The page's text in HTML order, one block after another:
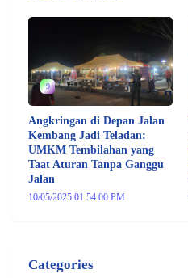
9
Angkringan di Depan Jalan
Kembang Jadi Teladan:
UMKM Tembilahan yang
Taat Aturan Tanpa Ganggu
Jalan
10/05/2025 01:54:00 PM
Categories